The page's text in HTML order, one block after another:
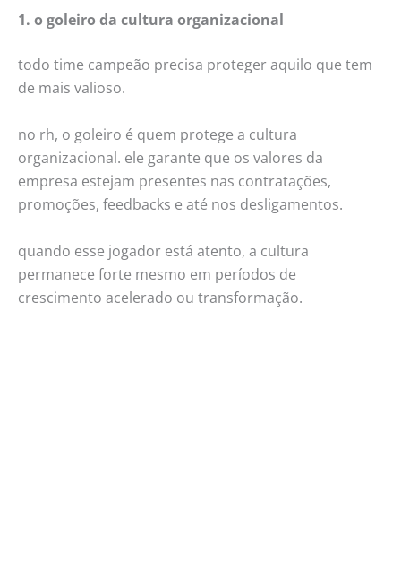
1. o goleiro da cultura organizacional
todo time campeão precisa proteger aquilo que tem
de mais valioso.
no rh, o goleiro é quem protege a cultura
organizacional. ele garante que os valores da
empresa estejam presentes nas contratações,
promoções, feedbacks e até nos desligamentos.
quando esse jogador está atento, a cultura
permanece forte mesmo em períodos de
crescimento acelerado ou transformação.